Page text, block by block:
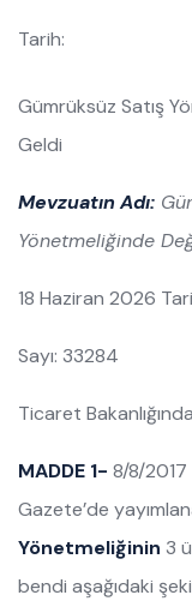
Tarih:
Gümrüksüz Satış
Geldi
Mevzuatın Adı:
Yönetmeliğinde
18 Haziran 2026
Sayı: 33284
Ticaret
MADDE 1- 8/8/2017
Gazete’de
Yönetmeliğinin 3
bendi aşağıdaki